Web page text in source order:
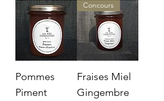
Pommes
Piment
Concours
Fraises Miel
Gingembre